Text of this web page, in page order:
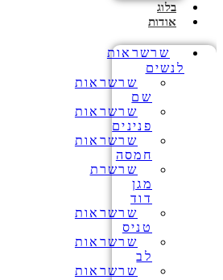
בלוג
אודות
שרשראות
לנשים
שרשראות
שם
שרשראות
פנינים
שרשראות
חמסה
שרשרת
מגן
דוד
שרשראות
טניס
שרשראות
לב
שרשראות